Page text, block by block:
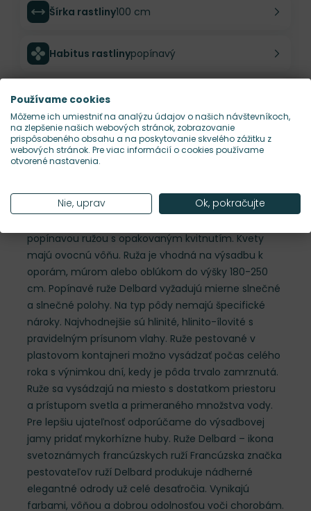
Šírka rastliny100 cm
Habitus rastlinypopínavý
Hustota výsadby
Nároky na slnkoS, P
Ruža 'Nahéma'- novinka francúzskej ruže Delbard je
popínavou ružou s opakovaným kvitnutím. Kvety
majú ovocnú vôňu. Ruža je vhodná na výsadbu k
oporám, múrom alebo oblúkom do výšky 180-250
cm. Popínavé ruže Delbard vyžadujú mierne slnečné
a slnečné polohy. Na typ pôdy nemajú špecifické
nároky. Najvhodnejšie sú hlinité, hlinito-ílovité s
pravidelným prísunom vlahy. Ruže pestované v
plastovom kontajneri možno vysádzať počas celého
roka s výnimkou dní, kedy je pôda trvalo zamrznutá.
Ruže sa vysádzajú na miesto s dostatkom priestoru
a prístupom svetla a primeraného množstva vody.
Pre lepšiu ujateľnosť odporúčame do výsadbovej
jamy pridať mykorhízne huby. Ruže Delbard – ikona
svetoznámych francúzskych ruží Francúzska značka
pestovateľov ruží Delbard produkuje nádherné
elegantné odrody už celé desaťročia. Vynikajú
farbami, vôňou a dobrou odolnosťou voči chorobám.
Používame cookies
Môžeme ich umiestniť na analýzu údajov o našich návštevníkoch,
na zlepšenie našich webových stránok, zobrazovanie
prispôsobeného obsahu a na poskytovanie skvelého zážitku z
webových stránok. Pre viac informácií o cookies používame
otvorené nastavenia.
Nie, uprav Ok, pokračujte